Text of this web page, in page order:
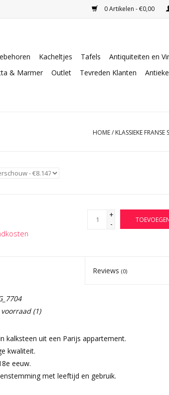
0 Artikelen - €0,00
Kacheltjes Tafels
Antiquiteiten en
& Marmer Outlet Tevreden Klanten
HOME/ KLASSIEKE
+
-
Reviews(0)
(1)
kalksteen uit een Parijs appartement.
kwaliteit.
eeuw.
met leeftijd en gebruik.